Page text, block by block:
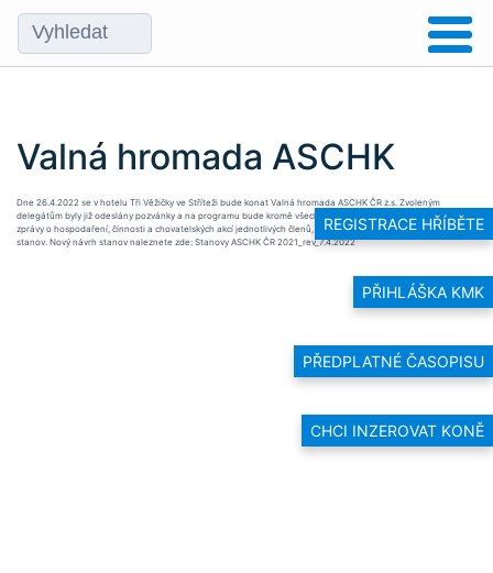
REGISTRACE HŘÍBĚTE
PŘIHLÁŠKA KMK
PŘEDPLATNÉ ČASOPISU
CHCI INZEROVAT KONĚ
Valná hromada ASCHK
Dne 26.4.2022 se v hotelu Tři Věžičky ve Stříteži bude konat Valná hromada ASCHK ČR z.s. Zvoleným
delegátům byly již odeslány pozvánky a na programu bude kromě všech standartních záležitostí, kterými jsou
zprávy o hospodaření, čínnosti a chovatelských akcí jednotlivých členů, také přijetí nového člena a změna
stanov. Nový návrh stanov naleznete zde: Stanovy ASCHK ČR 2021_rev_7.4.2022